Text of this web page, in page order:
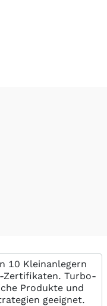
10 Kleinanlegern
Zertifikaten. Turbo-
Produkte und
geeignet.